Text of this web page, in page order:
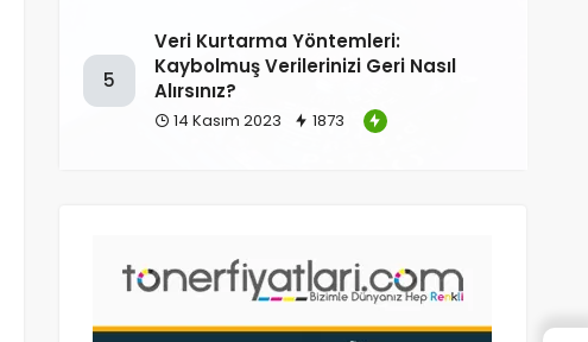
5
Veri Kurtarma Yöntemleri:
Kaybolmuş Verilerinizi Geri Nasıl
Alırsınız?
14 Kasım 2023 1873